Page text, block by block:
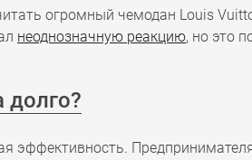
огромный чемодан Louis
неоднозначную реакцию, но это
эффективность.